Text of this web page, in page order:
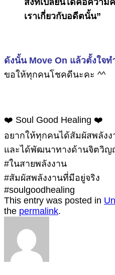
เราเกี่ยวกับอดีตนั้น”
ดังนั้น Move On แล้วตั้งใจ
ขอให้ทุกคนโชคดีนะคะ ^^
❤️ Soul Good Healing ❤️
อยากให้ทุกคนได้สัมผัสพลังง
และได้พัฒนาทางด้านจิตวิ
#ในสายพลังงาน
#สัมผัสพลังงานที่มีอยู่จริง
#soulgoodhealing
This entry was posted in
the permalink.